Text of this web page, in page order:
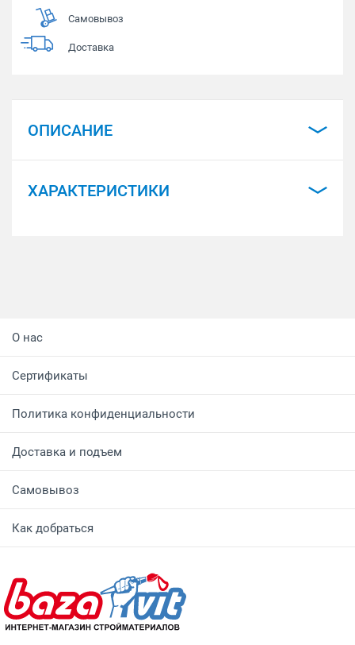
Самовывоз
Доставка
ОПИСАНИЕ
ХАРАКТЕРИСТИКИ
О нас
Сертификаты
Политика конфиденциальности
Доставка и подъем
Самовывоз
Как добраться